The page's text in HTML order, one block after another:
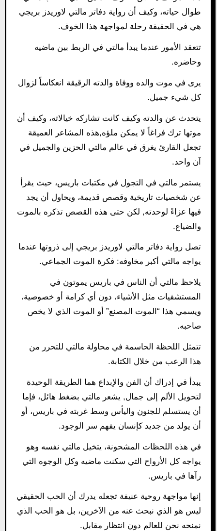
طوال حياته، وكيف أن رواية دفاتر مالتي لاوريدز بريجي
هي في الحقيقة رحلة لمواجهة هذا الخوف.
تتعقد الأمور عندما يبدأ مالتي في الربط بين ماضيه
وحاضره.
يرى في موت والده ووفاة والدته الرقيقة انعكاساً لزوال
كل شيء جميل.
يتحدث عن والدته وكيف كانت تشاركه خيالاته، وكيف أن
موتها ترك فراغاً لا يمكن ملؤه,هذه المشاعر العميقة
تجعل القارئ يغرق في عالم مالتي الحزين والجميل في
آن واحد.
يستمر مالتي في التجول في مكتبات باريس، حيث يقرأ
عن شخصيات تاريخية وقصص قديمة، ويحاول أن يجد
فيها عزاءً لوحدته, لكن حتى هذه القصص تذكره بالموت
والضياع.
تصل رواية دفاتر مالتي لاوريدز بريجي إلى ذروتها عندما
يواجه مالتي أكبر مخاوفه: فكرة الموت الجماعي.
يلاحظ مالتي أن الناس في باريس يموتون في
المستشفيات مثل الأشياء، دون أي كرامة أو خصوصية،
ويسمي هذا “الموت المصنع” أو الموت الذي لا يخص
صاحبه.
تتمثل اللحظة الحاسمة في محاولة مالتي للتحرر من
هذا الرعب من خلال الكتابة.
يبدأ في إدراك أن الفن والإبداع هما الطريقة الوحيدة
لتحويل الألم إلى جمال, يشعر مالتي بضغط هائل، فإما
أن يستسلم للجنون واليأس وسط غربته في باريس، أو
أن يولد من جديد كإنسان يفهم سر الوجود.
في هذه اللحظات المشحونة، يتخيل مالتي نفسه وهو
يواجه كل الأرواح التي سكنت ماضيه وكل الوجوه التي
رآها في باريس.
إنها مواجهة روحية عنيفة تجعله يدرك أن الحب الحقيقي
ليس هو الذي نبحث عنه من الآخرين، بل هو الحب الذي
نمنحه نحن للعالم دون انتظار مقابل.